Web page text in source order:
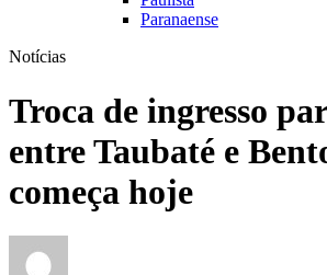
Paranaense
Notícias
Troca de ingresso
entre Taubaté e
começa hoje